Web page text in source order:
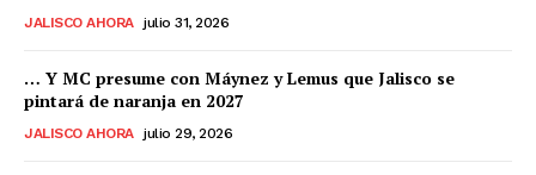
JALISCO AHORA julio 31, 2026
… Y MC presume con Máynez y Lemus que Jalisco se
pintará de naranja en 2027
JALISCO AHORA julio 29, 2026